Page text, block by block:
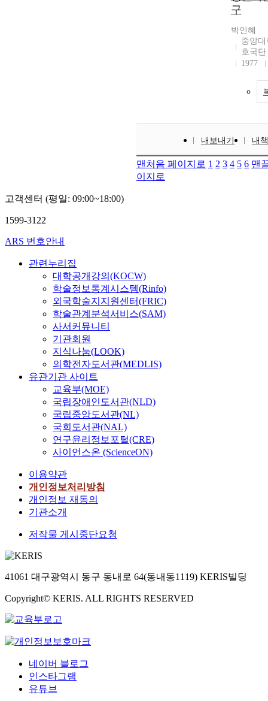
구
박인혜
중앙
호국단
1977
내보내기 내
맨처음 페이지로 1 2 3 4 5 6 맨
이지로
고객센터 (평일: 09:00~18:00)
1599-3122
ARS 번호안내
관련누리집
대학공개강의(KOCW)
학술정보통계시스템(Rinfo)
외국학술지지원센터(FRIC)
학술관계분석서비스(SAM)
사서커뮤니티
기관회원
지식나눔(LOOK)
의학전자도서관(MEDLIS)
유관기관 사이트
교육부(MOE)
국립장애인도서관(NLD)
국립중앙도서관(NL)
국회도서관(NAL)
연구윤리정보포털(CRE)
사이언스온 (ScienceON)
이용약관
개인정보처리방침
개인정보 재동의
기관소개
저작물 게시중단요청
41061 대구광역시 동구 동내로 64(동내동1119) KERIS빌딩
Copyright© KERIS. ALL RIGHTS RESERVED
네이버 블로그
인스타그램
유튜브